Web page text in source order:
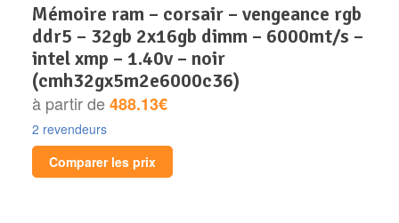
mémoire ram – corsair – vengeance rgb
ddr5 – 32gb 2x16gb dimm – 6000mt/s –
intel xmp – 1.40v – noir
(cmh32gx5m2e6000c36)
à partir de488.13€
2 revendeurs
Comparer les prix